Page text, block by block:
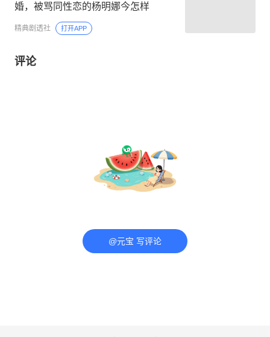
婚，被骂同性恋的杨明娜今怎样
精典剧透社 打开APP
评论
@元宝 写评论